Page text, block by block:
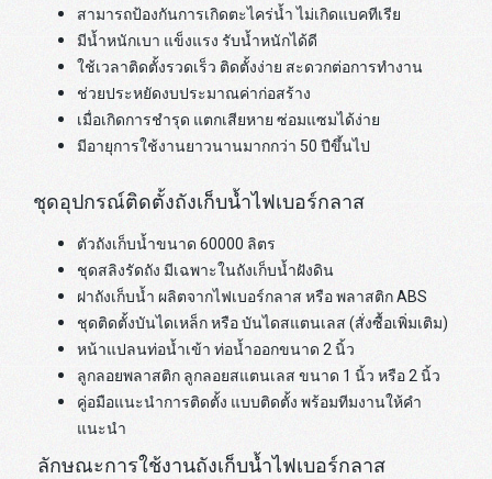
สามารถป้องกันการเกิดตะไคร่น้ำ ไม่เกิดแบคทีเรีย
มีน้ำหนักเบา แข็งแรง รับน้ำหนักได้ดี
ใช้เวลาติดตั้งรวดเร็ว ติดตั้งง่าย สะดวกต่อการทำงาน
ช่วยประหยัดงบประมาณค่าก่อสร้าง
เมื่อเกิดการชำรุด แตกเสียหาย ซ่อมแซมได้ง่าย
มีอายุการใช้งานยาวนานมากกว่า 50 ปีขึ้นไป
ชุดอุปกรณ์ติดตั้งถังเก็บน้ำไฟเบอร์กลาส
ตัวถังเก็บน้ำขนาด 60000 ลิตร
ชุดสลิงรัดถัง มีเฉพาะในถังเก็บน้ำฝังดิน
ฝาถังเก็บน้ำ ผลิตจากไฟเบอร์กลาส หรือ พลาสติก ABS
ชุดติดตั้งบันไดเหล็ก หรือ บันไดสแตนเลส (สั่งซื้อเพิ่มเติม)
หน้าแปลนท่อน้ำเข้า ท่อน้ำออกขนาด 2 นิ้ว
ลูกลอยพลาสติก ลูกลอยสแตนเลส ขนาด 1 นิ้ว หรือ 2 นิ้ว
คู่อมือแนะนำการติดตั้ง แบบติดตั้ง พร้อมทีมงานให้คำ
แนะนำ
ลักษณะการใช้งานถังเก็บน้ำไฟเบอร์กลาส